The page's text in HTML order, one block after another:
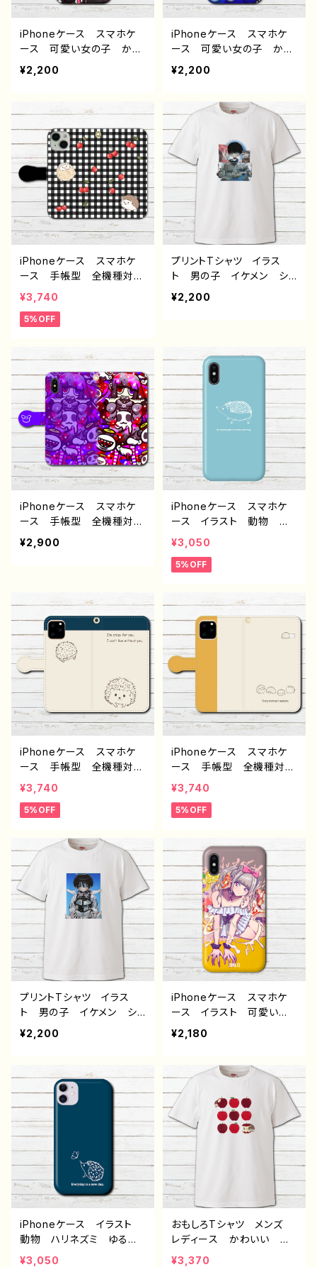
iPhoneケース スマホケ
ース 可愛い女の子 かっ
こいい女子 イラスト おし
ゃれ服 iPhone15/14/13/1
Googlepixel Galaxy
ケース エモい ピアス
ゴシック ポップ ツインテ
ール 魔法少女 メンヘ
ラ ヤンデレ 病みかわい
い おすすめ 個性的 人
気 イラストレーター 絵
師 クリエイター オリジ
ナル デザイン グッズ タ
イトル：? 作：プラネ
¥2,200
iPhoneケース スマホケ
ース 可愛い女の子 かっ
こいい女子 イラスト おし
ゃれ服 iPhone15/14/13/1
Googlepixel Galaxy
Android アンドロイド
ケース 猫耳 ネコミミ
ケモ耳 ケモミミ 単眼
黒髪 ショートヘア ショ
ートカット 生足 おすす
め 個性的 人気 イラス
トレーター 絵師 クリエ
イター オリジナル デザ
イン グッズ タイトル：mi
dnight cat 作：プラネ
タイトル：midnight cat
¥2,200
iPhoneケース スマホケ
ース 手帳型 全機種対
応 おしゃれ ハリネズ
ミ 動物 イラスト シン
プル かわいい ゆるか
oid 人気 オリジナル
デザイン グッズ 個性
的 おすすめ クリエイタ
ー イラストレーター 絵
師 タイトル：さくらんぼと
ハリネズミ手帳型スマホケ
ース 作：Hanami F-5
¥3,740
5%OFF
プリントTシャツ イラス
ト 男の子 イケメン ショ
タ 少年 かわいい かっ
こいい エモい おしゃ
絵師 クリエイター 白
半袖シャツ デザイン コ
ラボ オリジナル デザイ
ン グッズ タイトル：ハム
スター 作：風邪早僕（ぼ
¥2,200
iPhoneケース スマホケ
ース 手帳型 全機種対
応 イラスト 可愛い女の
子 おしゃれ服 かっこい
女子 iPhone13/12/11 A
QUOS sense 4 5 6 Xp
eria OPPO BASIO A
ndroid アンドロイド ケ
ース 個性的 おすすめ
病みかわいい メンヘラ
ヤンデレ ピアス タイ
ツ 人気 イラストレータ
ー クリエイター 絵師
グッズ タイトル：PUNK☆P
ANDA 作：プラネ
¥2,900
iPhoneケース スマホケ
ース イラスト 動物 ハ
リネズミ シンプル おしゃ
れ かわいい ゆるかわ
大人女子 レディース iP
気 オリジナル デザイ
ン グッズ 個性的 Andr
oid アンドロイド ケー
ス クリエイター イラスト
レーター 絵師 タイトル：
ハグハリネズミ 水色 作：
Hanami F-5
¥3,050
5%OFF
iPhoneケース スマホケ
ース 手帳型 全機種対
応 おしゃれ ハリネズ
ミ 動物 イラスト シン
プル かわいい ゆるか
ス iPhone17/1615/14/13
AQUOS Xperia Goo
glepixel Galaxy Andr
oid 人気 オリジナル
デザイン グッズ 個性
的 おすすめ クリエイタ
ー イラストレーター 絵
師 タイトル：ハリネズミ
青 作：Hanami F-5
¥3,740
5%OFF
iPhoneケース スマホケ
ース 手帳型 全機種対
応 ハリネズミ 動物 イ
ラスト ゆるかわ おしゃ
れ かわいい 大人女子
Xperia Googlepixel
Galaxy おすすめ 個性
的 人気 イラストレータ
ー クリエイター 絵師
オリジナル デザイン グッ
ズ タイトル：横並びハリネ
ズミ 黄色 作：Hanami
F-5
¥3,740
5%OFF
プリントTシャツ イラス
ト 男の子 イケメン ショ
タ サッカー 少年 かわ
いい かっこいい エモ
ズ レディース 個性的
おすすめ 人気 イラスト
レーター 絵師 クリエイ
ター 白 半袖シャツ デ
ザイン コラボ オリジナ
トル：病弱天使蹴球部 作：
風邪早僕（ぼく）
¥2,200
iPhoneケース スマホケ
ース イラスト 可愛い女
の子 おしゃれ服 かっこ
いい女子 エモい セクシ
女子 iPhone15/14/13/12/
11 AQUOS sense 4 5 6
Xperia Googlepixel
Android アンドロイ
ド ケース 個性的 おす
すめ 銀髪 ツインテー
ル 生足 ワンピース 人
気 イラストレーター クリ
エイター 絵師 オリジナ
ル デザイン グッズ タイ
トル：SWEETS 作：赤ZU
KIN
¥2,180
iPhoneケース イラスト
動物 ハリネズミ ゆるか
わ 大人女子 レディー
¥3,050
おもしろTシャツ メンズ
レディース かわいい 面
白Tシャツ ハリネズミ 動
¥3,370